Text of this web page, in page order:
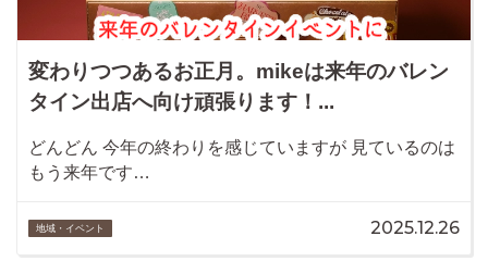
変わりつつあるお正月。mikeは来年のバレン
タイン出店へ向け頑張ります！...
どんどん 今年の終わりを感じていますが 見ているのは
もう来年です…
地域・イベント 2025.12.26